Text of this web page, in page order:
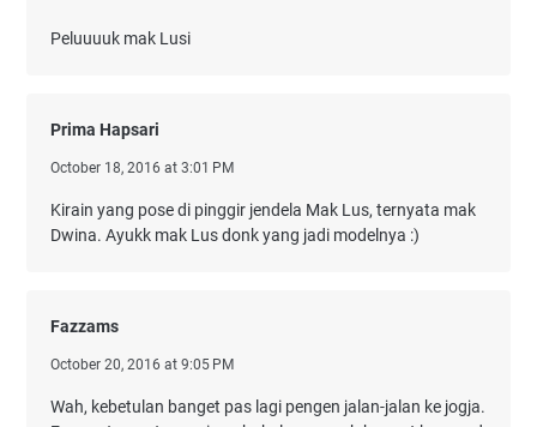
Peluuuuk mak Lusi
Prima Hapsari
October 18, 2016 at 3:01 PM
Kirain yang pose di pinggir jendela Mak Lus, ternyata mak
Dwina. Ayukk mak Lus donk yang jadi modelnya :)
Fazzams
October 20, 2016 at 9:05 PM
Wah, kebetulan banget pas lagi pengen jalan-jalan ke jogja.